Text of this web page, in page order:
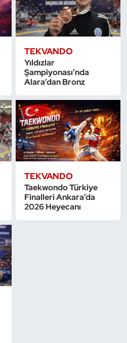
TEKVANDO
Yıldızlar
Şampiyonası’nda
Alara’dan Bronz
TEKVANDO
Taekwondo Türkiye
Finalleri Ankara’da
2026 Heyecanı